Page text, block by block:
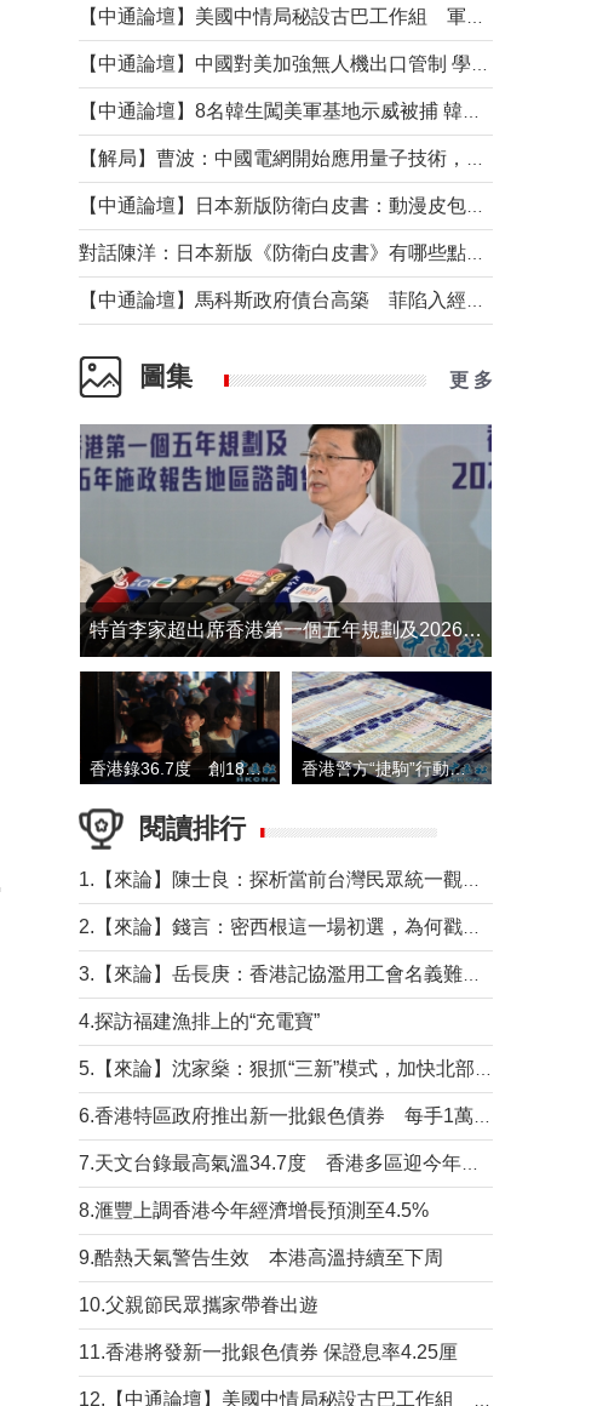
圖集 更 多
​特首李家超出席香港第一個五年規劃及2026年《施政報告》地區諮詢會
香港錄36.7度 創1884年有紀錄以來最高溫 香港警方“捷駒”行動拘147人 涉洗黑錢逾6億元
閱讀排行
4.探訪福建漁排上的“充電寶”
8.滙豐上調香港今年經濟增長預測至4.5%
9.酷熱天氣警告生效 本港高溫持續至下周
10.父親節民眾攜家帶眷出遊
11.香港將發新一批銀色債券 保證息率4.25厘